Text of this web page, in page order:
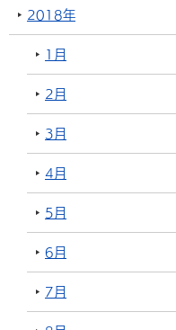
2018年
1月
2月
3月
4月
5月
6月
7月